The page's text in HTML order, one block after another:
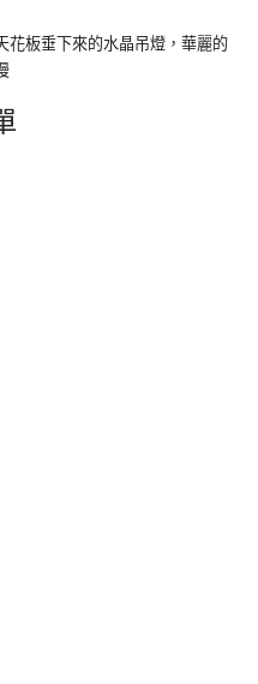
花板垂下來的水晶吊燈，華麗的